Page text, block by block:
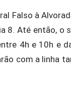
Falso à
8. Até então, o
4h e 10h e
com a linha